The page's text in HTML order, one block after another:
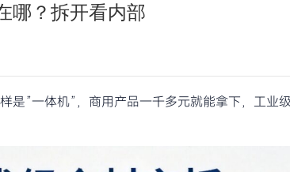
哪？拆开看内部
是”一体机”，商用产品一千多元就能拿下，工业